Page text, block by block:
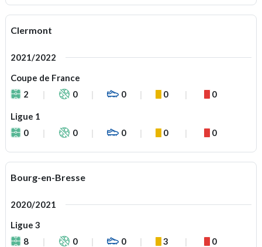
Clermont
2021/2022
Coupe de France
2
0 0 0 0
Ligue 1
0
0 0 0 0
Bourg-en-Bresse
2020/2021
Ligue 3
8
0 0 3 0